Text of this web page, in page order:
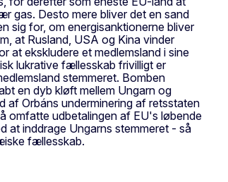
gas. Desto mere bliver det en sand
sig for, om energisanktionerne bliver
at Rusland, USA og Kina vinder
at ekskludere et medlemsland i sine
lukrative fællesskab frivilligt er
stemmeret. Bomben
en dyb kløft mellem Ungarn og
af Orbáns underminering af retsstaten
omfatte udbetalingen af EU's løbende
at inddrage Ungarns stemmeret - så
fællesskab.